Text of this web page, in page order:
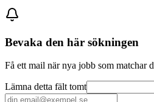
Bevaka den här sökningen
Få ett mail när nya jobb som matchar
Lämna detta fält tomt